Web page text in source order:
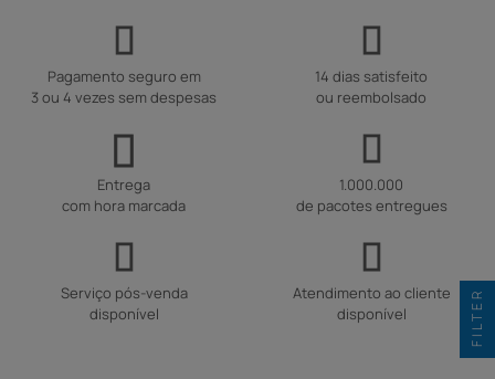
Pagamento seguro em
3 ou 4 vezes sem despesas
14 dias satisfeito
ou reembolsado
Entrega
com hora marcada
1.000.000
de pacotes entregues
Serviço pós-venda
disponível
Atendimento ao cliente
disponível
FILTER